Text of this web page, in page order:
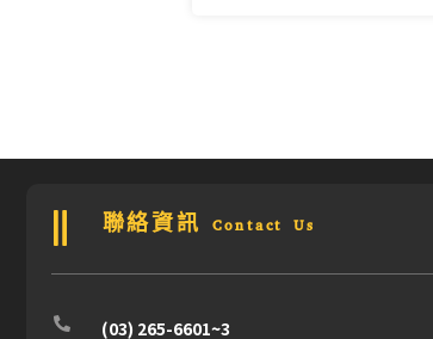
聯絡資訊 Contact Us
(03) 265-6601~3